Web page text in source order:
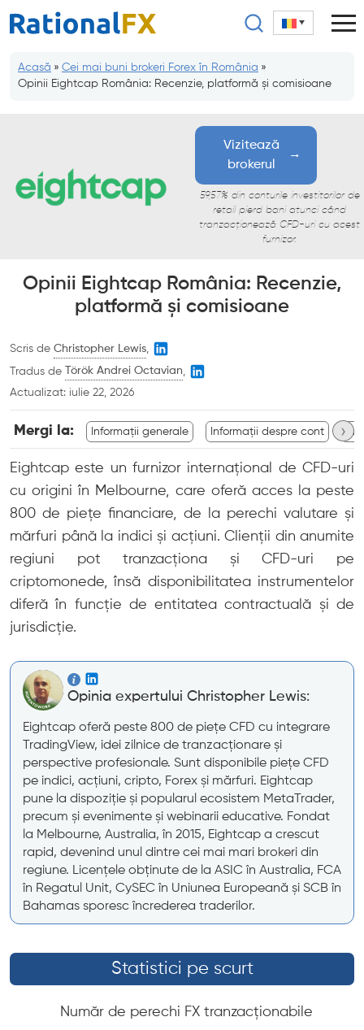
Sari
la
Acasă » Cei mai buni brokeri Forex în România »
Opinii Eightcap România: Recenzie, platformă și comisioane
Vizitează
brokerul
59,57% din conturile investitorilor de
retail pierd bani atunci când
tranzacționează CFD-uri cu acest
furnizor.
Opinii Eightcap România: Recenzie,
platformă și comisioane
Scris de Christopher Lewis
Tradus de
Török Andrei Octavian
Actualizat: iulie 22, 2026
Mergi la: Informații generale Informații despre cont ›
Eightcap este un furnizor internațional de CFD-uri
cu origini în Melbourne, care oferă acces la peste
800 de piețe financiare, de la perechi valutare și
mărfuri până la indici și acțiuni. Clienții din anumite
regiuni pot tranzacționa și CFD-uri pe
criptomonede, însă disponibilitatea instrumentelor
diferă în funcție de entitatea contractuală și de
jurisdicție.
Opinia expertului Christopher Lewis:
Eightcap oferă peste 800 de piețe CFD cu integrare
TradingView, idei zilnice de tranzacționare și
perspective profesionale. Sunt disponibile piețe CFD
pe indici, acțiuni, cripto, Forex și mărfuri. Eightcap
pune la dispoziție și popularul ecosistem MetaTrader,
precum și evenimente și webinarii educative. Fondat
la Melbourne, Australia, în 2015, Eightcap a crescut
rapid, devenind unul dintre cei mai mari brokeri din
regiune. Licențele obținute de la ASIC în Australia, FCA
în Regatul Unit, CySEC în Uniunea Europeană și SCB în
Bahamas sporesc încrederea traderilor.
Statistici pe scurt
Număr de perechi FX tranzacționabile